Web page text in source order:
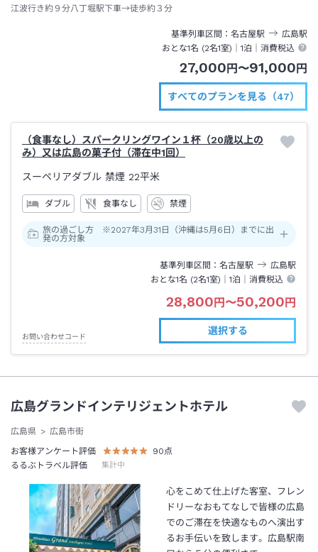
江波行き約９分八丁堀駅下車→徒歩約３分
基準列車区間 名古屋駅 広島駅
おとな1名 (2名1室)｜1泊 ｜消費税込
27,000円〜91,000円
すべてのプランを見る（47）
（食事なし）スパークリングワイン１杯（20歳以上の
み）又は広島の菓子付（滞在中1回）
スーペリアダブル 禁煙 22平米
ダブル 食事なし 禁煙
旅の過ごし方 ※2027年3月31日（沖縄は5月6日）までに出
発の方対象
基準列車区間 名古屋駅 広島駅
おとな1名 (2名1室)｜1泊 ｜消費税込
28,800円〜50,200円
お問い合わせコード
選択する
広島グランドインテリジェントホテル
広島県
広島市街
お客様アンケート評価
90点
るるぶトラベル評価
集計中
心をこめて仕上げた客室、フレン
ドリーなおもてなしで皆様の広島
でのご滞在を快適なものへ演出す
るお手伝いを致します。広島駅南